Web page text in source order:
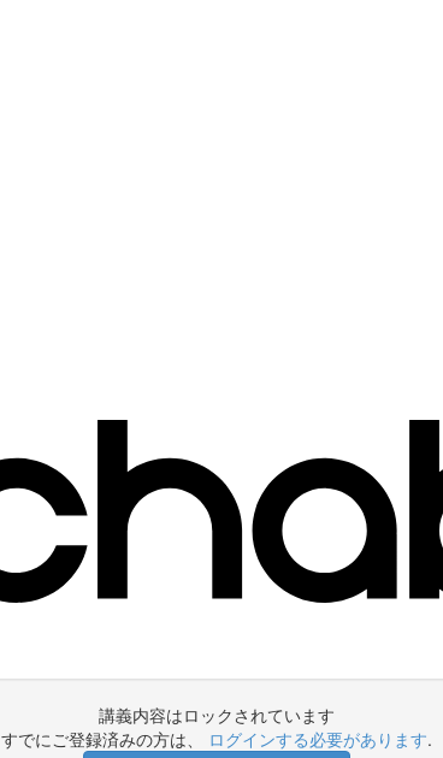
講義内容はロックされています
すでにご登録済みの方は、 ログインする必要があります.